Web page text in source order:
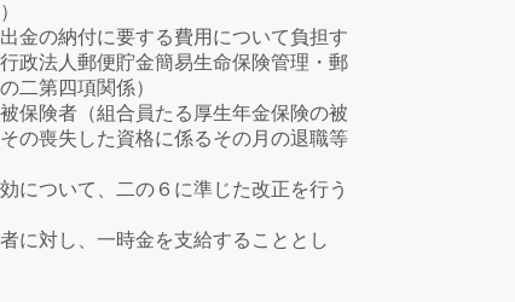
金の納付に要する費用について負担す
政法人郵便貯金簡易生命保険管理・郵
二第四項関係）
保険者（組合員たる厚生年金保険の被
の喪失した資格に係るその月の退職等
ついて、二の６に準じた改正を行う
に対し、一時金を支給することとし